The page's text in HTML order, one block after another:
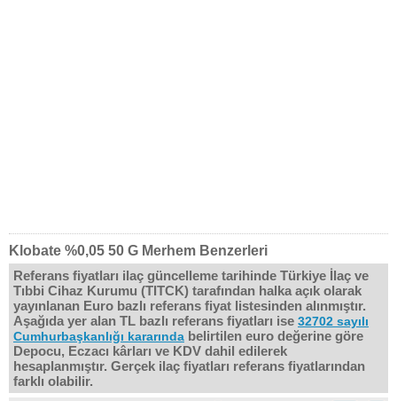
Klobate %0,05 50 G Merhem Benzerleri
Referans fiyatları ilaç güncelleme tarihinde Türkiye İlaç ve
Tıbbi Cihaz Kurumu (TITCK) tarafından halka açık olarak
yayınlanan Euro bazlı referans fiyat listesinden alınmıştır.
Aşağıda yer alan TL bazlı referans fiyatları ise 32702 sayılı
Cumhurbaşkanlığı kararında belirtilen euro değerine göre
Depocu, Eczacı kârları ve KDV dahil edilerek
hesaplanmıştır. Gerçek ilaç fiyatları referans fiyatlarından
farklı olabilir.